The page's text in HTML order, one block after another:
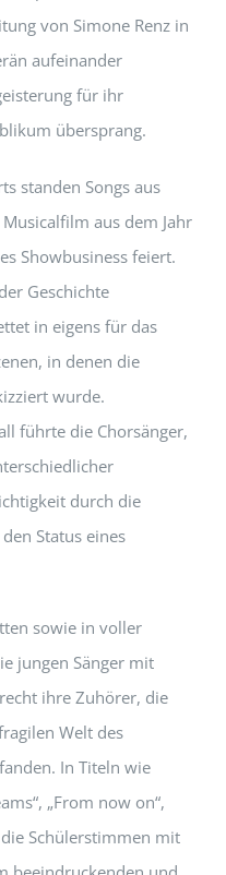
von Simone Renz in
aufeinander
für ihr
übersprang.
standen Songs aus
aus dem Jahr
Showbusiness feiert.
Geschichte
in eigens für das
in denen die
wurde.
führte die Chorsänger,
durch die
Status eines
sowie in voller
jungen Sänger mit
ihre Zuhörer, die
Welt des
In Titeln wie
„From now on“,
Schülerstimmen mit